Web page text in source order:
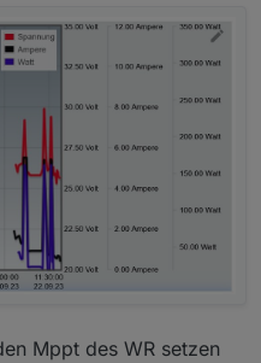
befreit.
könnte ich Live mitloggen
Mppt des WR setzen